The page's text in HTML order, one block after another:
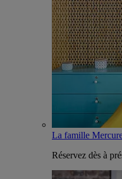
La famille
Réservez dès à